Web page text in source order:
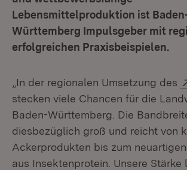
Lebensmittelproduktion ist
Württemberg Impulsgeber mit
erfolgreichen Praxisbeispielen.
„In der regionalen Umsetzung des
stecken viele Chancen für die
Baden-Württemberg. Die
diesbezüglich groß und reicht von
Ackerprodukten bis zum
aus Insektenprotein. Unsere Stärke